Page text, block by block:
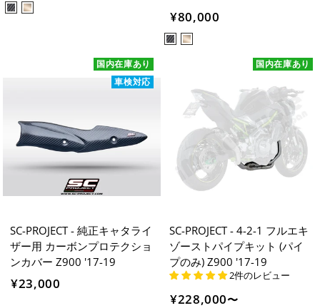
¥80,000
国内在庫あり
車検対応
SC-PROJECT - 純正キャタライ
ザー用 カーボンプロテクショ
ンカバー Z900 '17-19
¥23,000
国内在庫あり
SC-PROJECT - 4-2-1 フルエキ
ゾーストパイプキット (パイ
プのみ) Z900 '17-19
2件のレビュー
¥228,000〜